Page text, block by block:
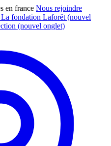
en france Nous rejoindre
La fondation Laforêt (nouvel
(nouvel onglet)